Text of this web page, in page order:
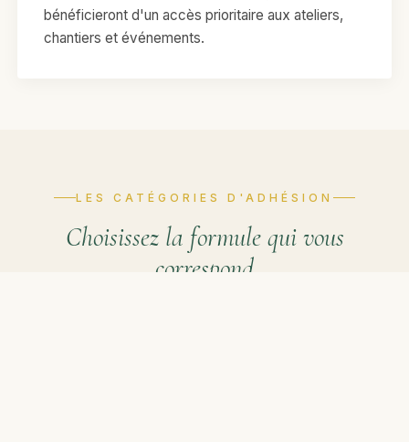
bénéficieront d'un accès prioritaire aux ateliers,
chantiers et événements.
LES CATÉGORIES D'ADHÉSION
Choisissez la formule qui vous
correspond